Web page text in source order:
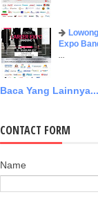
Expo
...
Baca Yang Lainnya...
CONTACT FORM
Name